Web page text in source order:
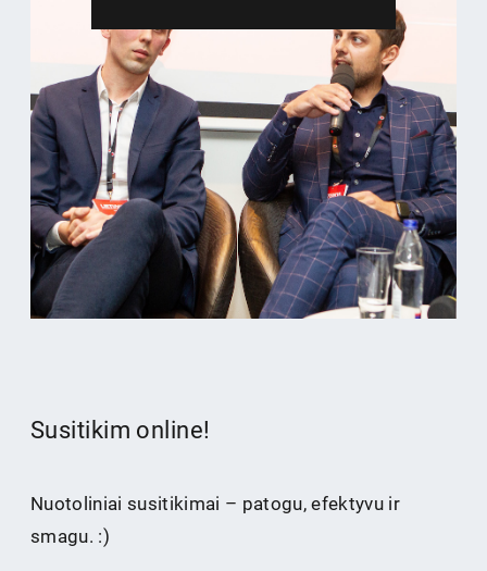
Susitikim online!
Nuotoliniai susitikimai – patogu, efektyvu ir
smagu. :)